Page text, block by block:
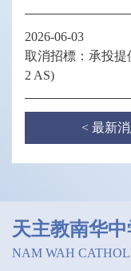
2026-06-03
取消招標：承投提
2 AS)
< 最新
天主教南华
NAM WAH